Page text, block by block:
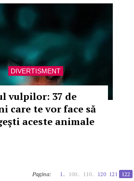
DIVERTISMENT
vulpilor: 37 de
care te vor face să
aceste animale
Pagina: 1.. 100.. 110.. 120 121 122